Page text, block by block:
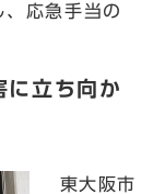
応急手当の
立ち向か
東大阪市